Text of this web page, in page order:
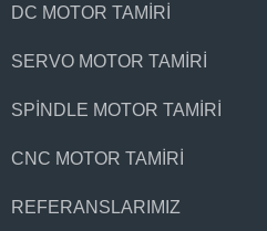
DC MOTOR TAMIRI
SERVO MOTOR TAMIRI
SPINDLE MOTOR TAMIRI
CNC MOTOR TAMIRI
REFERANSLARIMIZ